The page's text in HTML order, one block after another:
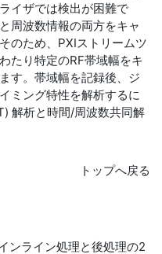
イザでは検出が困難で
周波数情報の両方をキャ
のため、PXIストリームツ
たり特定のRF帯域幅をキ
す。帯域幅を記録後、ジ
ミング特性を解析するに
解析と時間/周波数共同解
トップへ戻る
ンライン処理と後処理の2